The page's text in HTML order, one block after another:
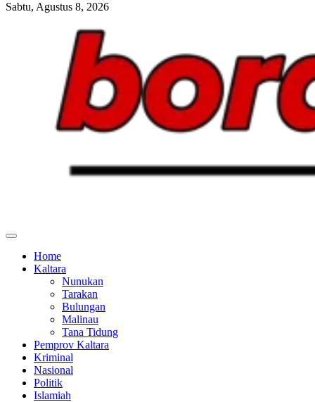
Sabtu, Agustus 8, 2026
Home
Kaltara
Nunukan
Tarakan
Bulungan
Malinau
Tana Tidung
Pemprov Kaltara
Kriminal
Nasional
Politik
Islamiah